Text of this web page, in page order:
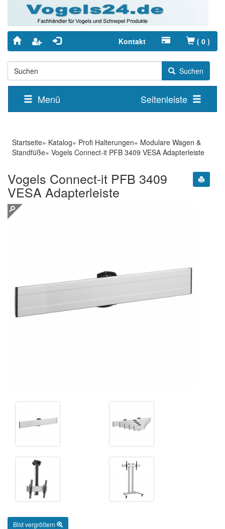
Kontakt ( 0 )
Suchen
Menü Seitenleiste
Startseite» Katalog» Profi Halterungen» Modulare Wagen &
Standfüße» Vogels Connect-it PFB 3409 VESA Adapterleiste
Vogels Connect-it PFB 3409
VESA Adapterleiste
Bild vergrößern